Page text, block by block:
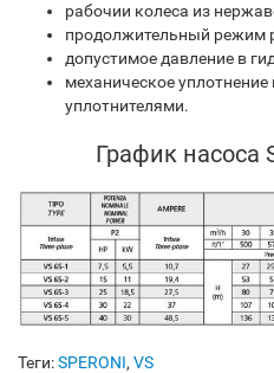
рабочии колеса из
продолжительный режим
допустимое давление в
механическое
уплотнителями.
График насоса
Теги:SPERONI, VS